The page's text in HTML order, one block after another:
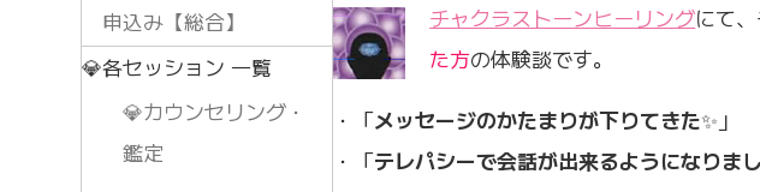
チャクラストーンヒーリングにて
た方の体験談です。
・「メッセージのかたまりが下りてきた✨」
・「テレパシーで会話が出来るようになりまし
申込み【総合】
💎各セッション 一覧
💎カウンセリング・
鑑定